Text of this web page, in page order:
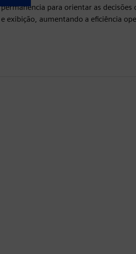
permanência para orientar as decisões
e exibição, aumentando a eficiência